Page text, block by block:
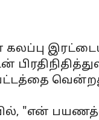
"என்